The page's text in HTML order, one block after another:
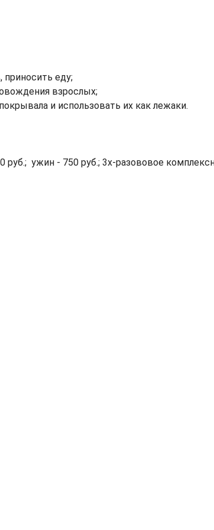
приносить еду;
взрослых;
и использовать их как лежаки.
руб.; ужин - 750 руб.; 3х-разововое